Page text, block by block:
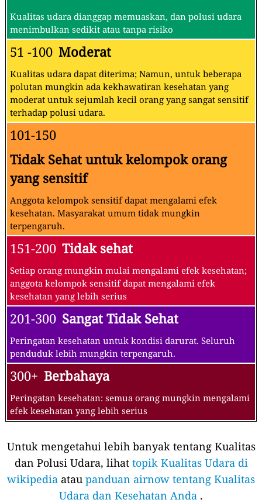
Kualitas udara dianggap memuaskan, dan polusi udara
menimbulkan sedikit atau tanpa risiko
51 -100 Moderat
Kualitas udara dapat diterima; Namun, untuk beberapa
polutan mungkin ada kekhawatiran kesehatan yang
moderat untuk sejumlah kecil orang yang sangat sensitif
terhadap polusi udara.
101-150
Tidak Sehat untuk kelompok orang
yang sensitif
Anggota kelompok sensitif dapat mengalami efek
kesehatan. Masyarakat umum tidak mungkin
terpengaruh.
151-200 Tidak sehat
Setiap orang mungkin mulai mengalami efek kesehatan;
anggota kelompok sensitif dapat mengalami efek
kesehatan yang lebih serius
201-300 Sangat Tidak Sehat
Peringatan kesehatan untuk kondisi darurat. Seluruh
penduduk lebih mungkin terpengaruh.
300+ Berbahaya
Peringatan kesehatan: semua orang mungkin mengalami
efek kesehatan yang lebih serius
Untuk mengetahui lebih banyak tentang Kualitas
dan Polusi Udara, lihat topik Kualitas Udara di
wikipedia atau panduan airnow tentang Kualitas
Udara dan Kesehatan Anda .